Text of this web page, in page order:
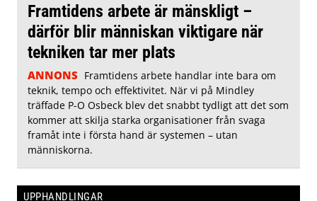
Framtidens arbete är mänskligt –
därför blir människan viktigare när
tekniken tar mer plats
ANNONS Framtidens arbete handlar inte bara om
teknik, tempo och effektivitet. När vi på Mindley
träffade P-O Osbeck blev det snabbt tydligt att det som
kommer att skilja starka organisationer från svaga
framåt inte i första hand är systemen – utan
människorna.
UPPHANDLINGAR